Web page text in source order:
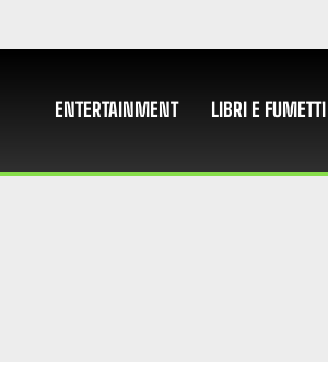
ENTERTAINMENT LIBRI E FUMETTI